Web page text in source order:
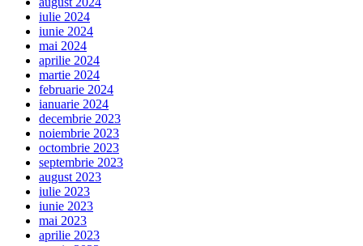
iulie 2024
iunie 2024
mai 2024
aprilie 2024
martie 2024
februarie 2024
ianuarie 2024
decembrie 2023
noiembrie 2023
octombrie 2023
septembrie 2023
august 2023
iulie 2023
iunie 2023
mai 2023
aprilie 2023